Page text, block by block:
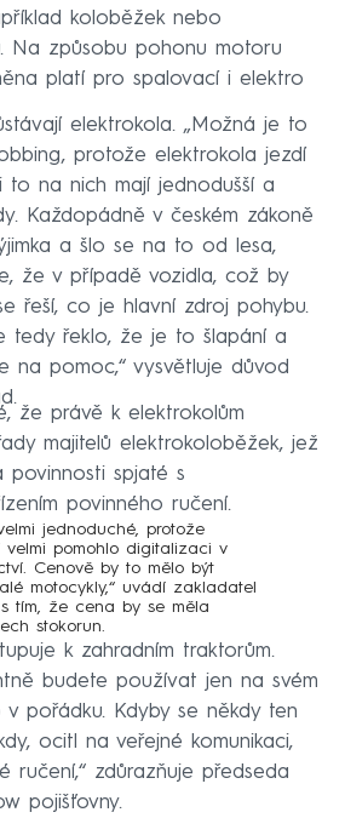
koloběžek nebo
Na způsobu pohonu motoru
platí pro spalovací i elektro
elektrokola. „Možná je to
protože elektrokola jezdí
to na nich mají jednodušší a
Každopádně v českém zákoně
a šlo se na to od lesa,
že v případě vozidla, což by
řeší, co je hlavní zdroj pohybu.
tedy řeklo, že je to šlapání a
na pomoc,“ vysvětluje důvod
že právě k elektrokolům
majitelů elektrokoloběžek, jež
povinnosti spjaté s
povinného ručení.
jednoduché, protože
velmi pomohlo digitalizaci v
Cenově by to mělo být
motocykly,“ uvádí zakladatel
s tím, že cena by se měla
stokorun.
k zahradním traktorům.
budete používat jen na svém
pořádku. Kdyby se někdy ten
ocitl na veřejné komunikaci,
ručení,“ zdůrazňuje předseda
pojišťovny.